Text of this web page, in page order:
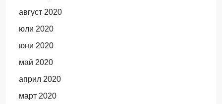
август 2020
юли 2020
юни 2020
май 2020
април 2020
март 2020